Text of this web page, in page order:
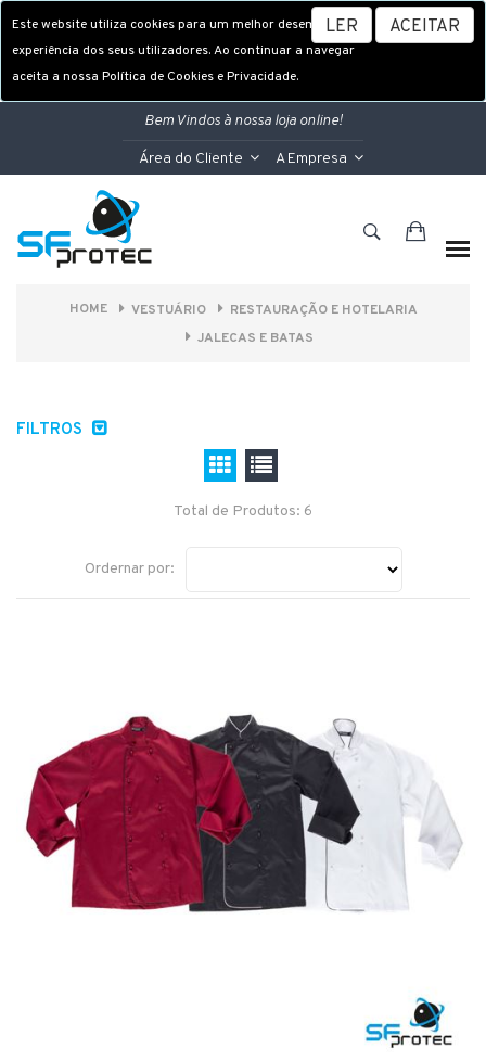
Este website utiliza cookies para um melhor desempenho e
experiência dos seus utilizadores. Ao continuar a navegar
aceita a nossa Política de Cookies e Privacidade.
LER ACEITAR
Bem Vindos à nossa loja online!
Área do Cliente A Empresa
HOME VESTUÁRIO
RESTAURAÇÃO E HOTELARIA
JALECAS E BATAS
FILTROS
Total de Produtos: 6
Ordernar por: